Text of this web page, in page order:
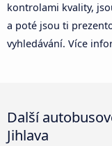
kontrolami kvality,
a poté jsou ti
vyhledávání. Více
Další
Jihlava